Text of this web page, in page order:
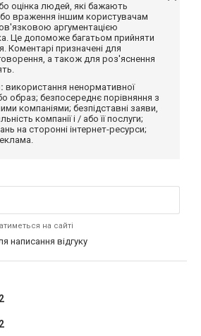
оцінка людей, які бажають
враження іншим користувачам
аргументацією
Це допоможе багатьом прийняти
Коментарі призначені для
а також для роз'яснення
використання ненормативної
образ; безпосереднє порівняння з
компаніями; безпідставні заяви,
компанії і / або її послуги;
на сторонні інтернет-ресурси;
на сайті
написання відгуку